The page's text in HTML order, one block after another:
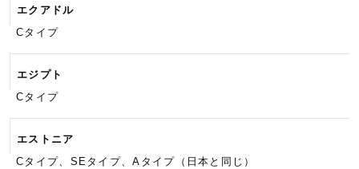
エクアドル
Cタイプ
エジプト
Cタイプ
エストニア
Cタイプ、SEタイプ、Aタイプ （日本と同じ）